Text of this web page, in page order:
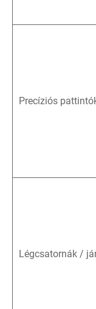
Precíziós
Légcsatornák /